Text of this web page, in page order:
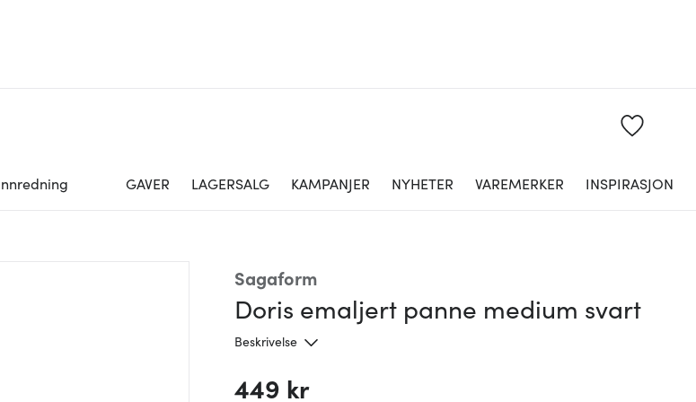
GAVER LAGERSALG KAMPANJER NYHETER VAREMERKER INSPIRASJON
Sagaform
Doris emaljert panne medium svart
Beskrivelse
449 kr